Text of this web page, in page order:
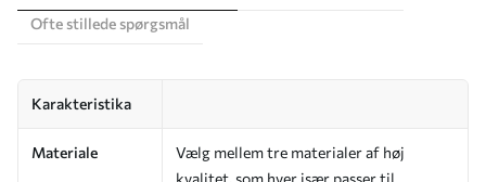
Ofte stillede spørgsmål
Karakteristika
Materiale
Vælg mellem tre materialer af høj
kvalitet, som hver især passer til